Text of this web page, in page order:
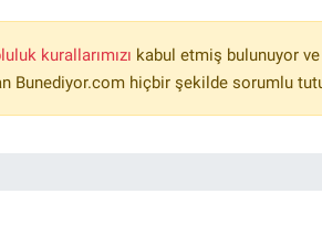
kurallarımızı kabul etmiş bulunuyor
Bunediyor.com hiçbir şekilde sorumlu